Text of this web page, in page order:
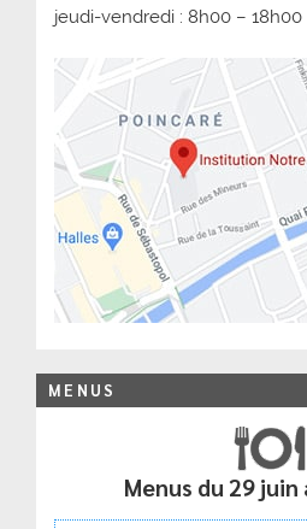
jeudi-vendredi : 8h00 – 18h00
MENUS
Menus du 29